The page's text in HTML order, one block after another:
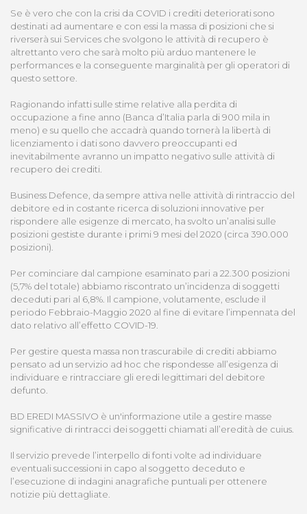
Se è vero che con la crisi da COVID i crediti deteriorati sono
destinati ad aumentare e con essi la massa di posizioni che si
riverserà sui Services che svolgono le attività di recupero è
altrettanto vero che sarà molto più arduo mantenere le
performances e la conseguente marginalità per gli operatori di
questo settore.
Ragionando infatti sulle stime relative alla perdita di
occupazione a fine anno (Banca d’Italia parla di 900 mila in
meno) e su quello che accadrà quando tornerà la libertà di
licenziamento i dati sono davvero preoccupanti ed
inevitabilmente avranno un impatto negativo sulle attività di
recupero dei crediti.
Business Defence, da sempre attiva nelle attività di rintraccio del
debitore ed in costante ricerca di soluzioni innovative per
rispondere alle esigenze di mercato, ha svolto un’analisi sulle
posizioni gestiste durante i primi 9 mesi del 2020 (circa 390.000
posizioni).
Per cominciare dal campione esaminato pari a 22.300 posizioni
(5,7% del totale) abbiamo riscontrato un’incidenza di soggetti
deceduti pari al 6,8%. Il campione, volutamente, esclude il
periodo Febbraio-Maggio 2020 al fine di evitare l’impennata del
dato relativo all’effetto COVID-19.
Per gestire questa massa non trascurabile di crediti abbiamo
pensato ad un servizio ad hoc che rispondesse all’esigenza di
individuare e rintracciare gli eredi legittimari del debitore
defunto.
BD EREDI MASSIVO è un'informazione utile a gestire masse
significative di rintracci dei soggetti chiamati all’eredità de cuius.
Il servizio prevede l’interpello di fonti volte ad individuare
eventuali successioni in capo al soggetto deceduto e
l’esecuzione di indagini anagrafiche puntuali per ottenere
notizie più dettagliate.